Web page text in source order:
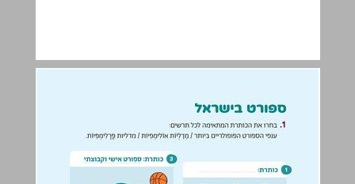
ספורט בישראל | אינפוגרפיקה ... 13